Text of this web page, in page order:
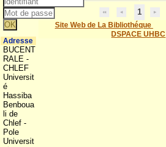
1
Site Web de La Bibliothéque
DSPACE UHBC
Adresse
BUCENT
RALE -
CHLEF
Universit
é
Hassiba
Benboua
li de
Chlef -
Pole
Universit